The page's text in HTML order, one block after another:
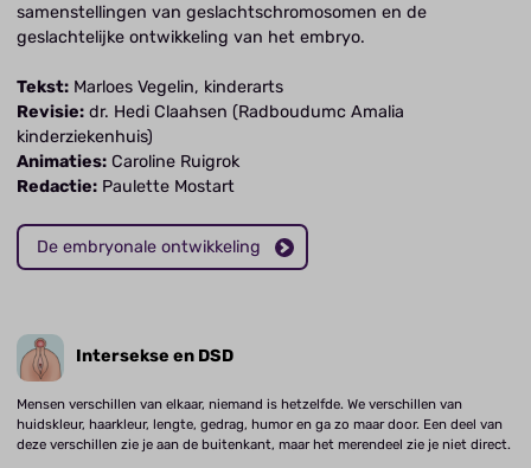
samenstellingen van geslachtschromosomen en de
geslachtelijke ontwikkeling van het embryo.
Tekst: Marloes Vegelin, kinderarts
Revisie: dr. Hedi Claahsen (Radboudumc Amalia
kinderziekenhuis)
Animaties: Caroline Ruigrok
Redactie: Paulette Mostart
De embryonale ontwikkeling
Intersekse en DSD
Mensen verschillen van elkaar, niemand is hetzelfde. We verschillen van
huidskleur, haarkleur, lengte, gedrag, humor en ga zo maar door. Een deel van
deze verschillen zie je aan de buitenkant, maar het merendeel zie je niet direct.